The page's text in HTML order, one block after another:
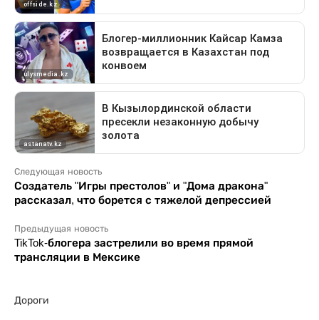
Следующая новость
Создатель "Игры престолов" и "Дома дракона"
рассказал, что борется с тяжелой депрессией
Предыдущая новость
TikTok-блогера застрелили во время прямой
трансляции в Мексике
Дороги